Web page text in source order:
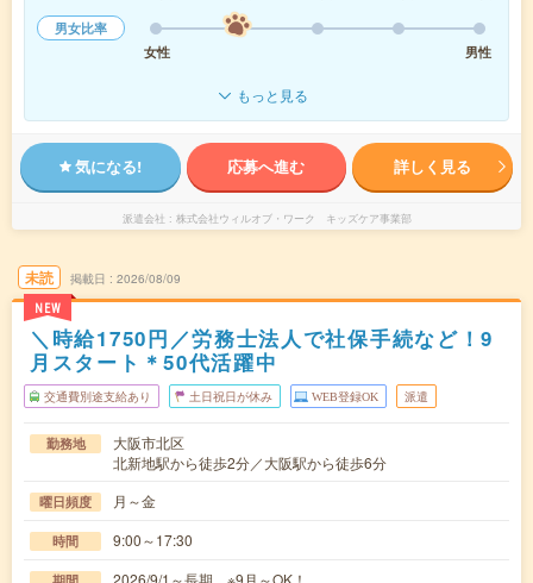
男女比率
女性
男性
もっと見る
気になる! 応募へ進む 詳しく見る
派遣会社 株式会社ウィルオブ・ワーク キッズケア事業部
未読
NEW
掲載日 2026/08/09
＼時給1750円／労務士法人で社保手続など！9
月スタート＊50代活躍中
交通費別途支給あり 土日祝日が休み WEB登録OK 派遣
勤務地
大阪市北区
北新地駅から徒歩2分／大阪駅から徒歩6分
曜日頻度 月～金
時間 9:00～17:30
2026/9/1～長期 ※9月～OK！